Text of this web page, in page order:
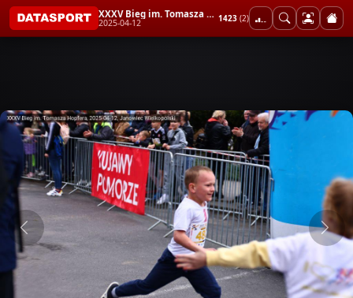
XXXV Bieg im. Tomasza Hopfera
2025-04-12 1423 (2)